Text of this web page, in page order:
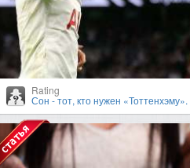
Rating
Сон - тот, кто нужен